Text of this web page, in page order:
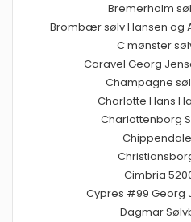
Bremerholm
Brombær sølv Hansen og
C mønster
Caravel Georg
Champagne
Charlotte Hans
Charlottenborg
Cimbria
Cypres #99 Georg
Dagmar